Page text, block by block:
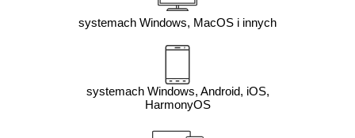
systemach Windows, MacOS i innych
systemach Windows, Android, iOS,
HarmonyOS